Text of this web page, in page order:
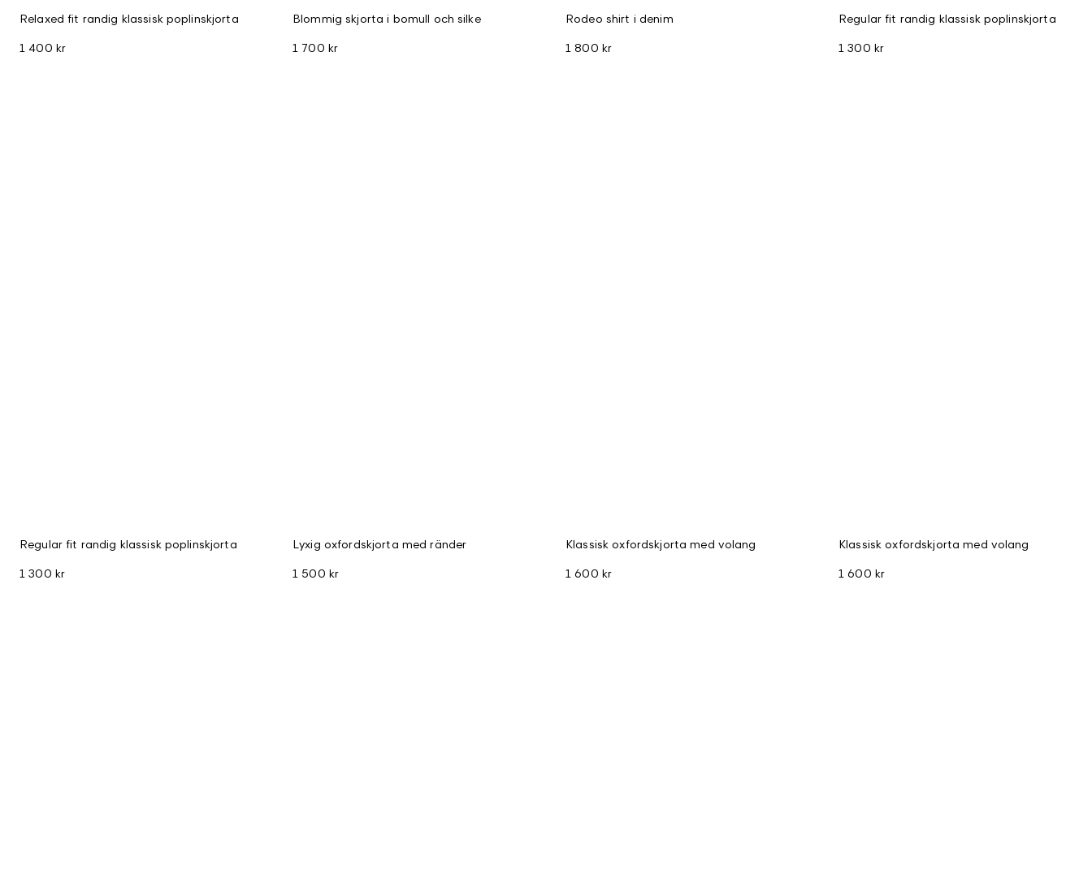
Relaxed fit randig klassisk poplinskjorta
1 400 kr
Blommig skjorta i bomull och silke
1 700 kr
Rodeo shirt i denim
1 800 kr
Regular fit randig klassisk poplinskjorta
1 300 kr
Regular fit randig klassisk poplinskjorta
1 300 kr
Lyxig oxfordskjorta med ränder
1 500 kr
Klassisk oxfordskjorta med volang
1 600 kr
Klassisk oxfordskjorta med volang
1 600 kr